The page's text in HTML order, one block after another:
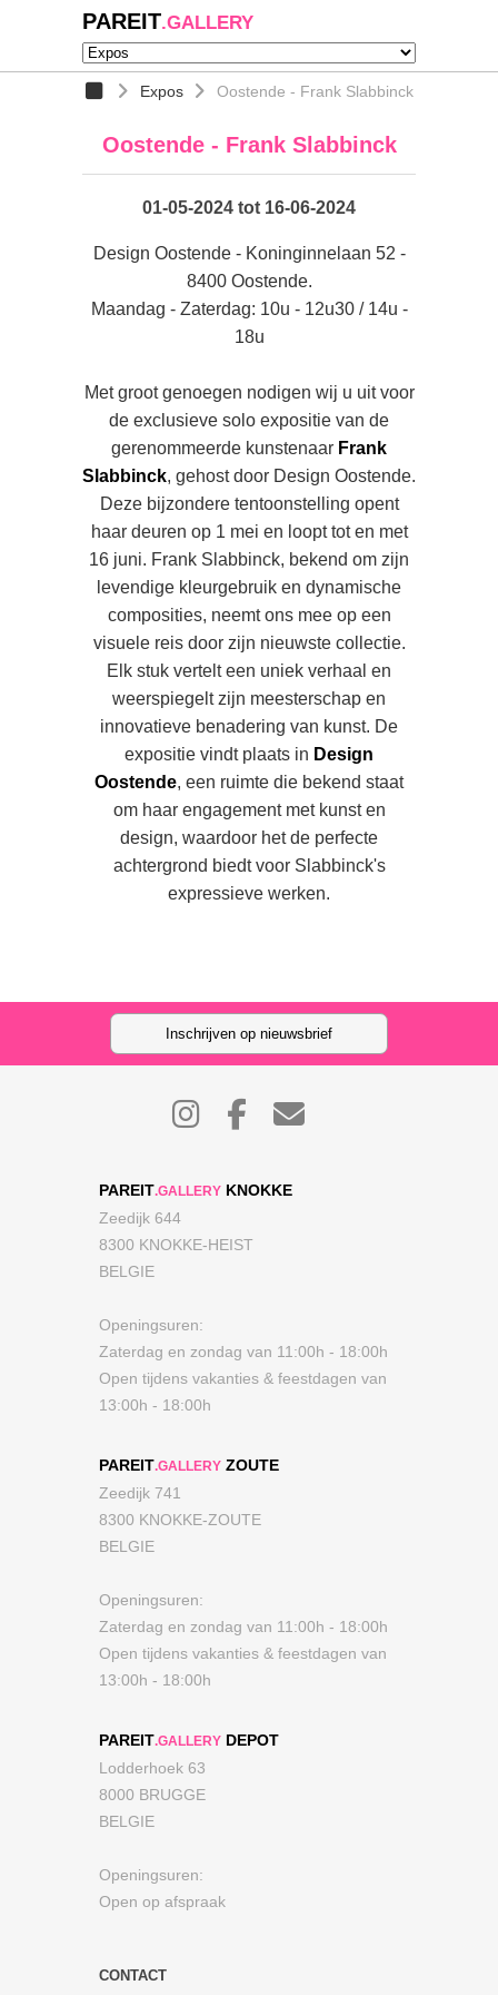
PAREIT.GALLERY
Expos Oostende - Frank Slabbinck
Oostende - Frank Slabbinck
01-05-2024 tot 16-06-2024
Design Oostende - Koninginnelaan 52 -
8400 Oostende.
Maandag - Zaterdag: 10u - 12u30 / 14u -
18u
Met groot genoegen nodigen wij u uit voor
de exclusieve solo expositie van de
gerenommeerde kunstenaar Frank
Slabbinck, gehost door Design Oostende.
Deze bijzondere tentoonstelling opent
haar deuren op 1 mei en loopt tot en met
16 juni. Frank Slabbinck, bekend om zijn
levendige kleurgebruik en dynamische
composities, neemt ons mee op een
visuele reis door zijn nieuwste collectie.
Elk stuk vertelt een uniek verhaal en
weerspiegelt zijn meesterschap en
innovatieve benadering van kunst. De
expositie vindt plaats in Design
Oostende, een ruimte die bekend staat
om haar engagement met kunst en
design, waardoor het de perfecte
achtergrond biedt voor Slabbinck's
expressieve werken.
Inschrijven op nieuwsbrief
PAREIT.GALLERY KNOKKE
Zeedijk 644
8300 KNOKKE-HEIST
BELGIE
Openingsuren:
Zaterdag en zondag van 11:00h - 18:00h
Open tijdens vakanties & feestdagen van
13:00h - 18:00h
PAREIT.GALLERY ZOUTE
Zeedijk 741
8300 KNOKKE-ZOUTE
BELGIE
Openingsuren:
Zaterdag en zondag van 11:00h - 18:00h
Open tijdens vakanties & feestdagen van
13:00h - 18:00h
PAREIT.GALLERY DEPOT
Lodderhoek 63
8000 BRUGGE
BELGIE
Openingsuren:
Open op afspraak
CONTACT